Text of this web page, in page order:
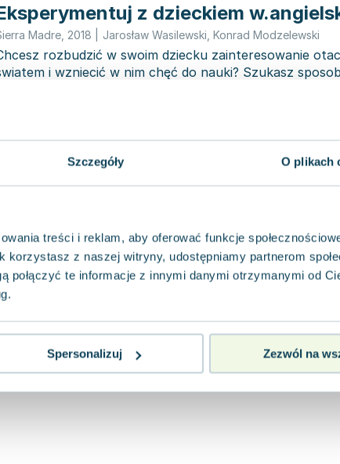
Szczegóły O plikach
treści i reklam, aby oferować funkcje
korzystasz z naszej witryny, udostępniamy partnerom
połączyć te informacje z innymi danymi otrzymanymi od
Spersonalizuj Zezwól na
z dzieckiem
Madre 2018 Jarosław Wasilewski Konrad Modzelewski
rozbudzić w swoim dziecku zainteresowanie
i wzniecić w nim chęć do nauki? Szukasz